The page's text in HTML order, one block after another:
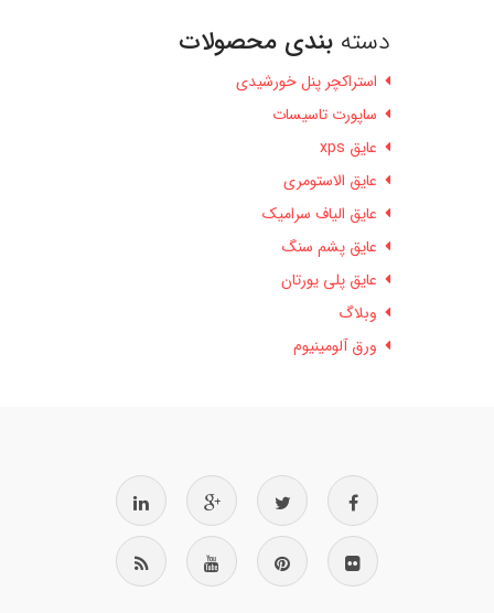
دسته بندی محصولات
استراکچر پنل خورشیدی
ساپورت تاسیسات
عایق xps
عایق الاستومری
عایق الیاف سرامیک
عایق پشم سنگ
عایق پلی یورتان
وبلاگ
ورق آلومینیوم